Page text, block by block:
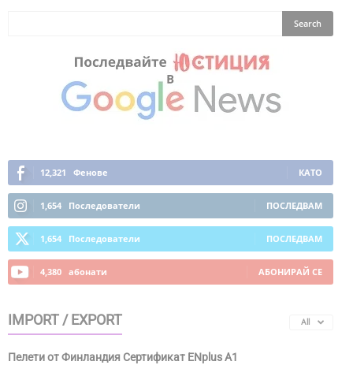
12,321 Фенове КАТО
1,654 Последователи ПОСЛЕДВАМ
1,654 Последователи ПОСЛЕДВАМ
4,380 абонати АБОНИРАЙ СЕ
IMPORT / EXPORT All
Пелети от Финландия Сертификат ENplus A1